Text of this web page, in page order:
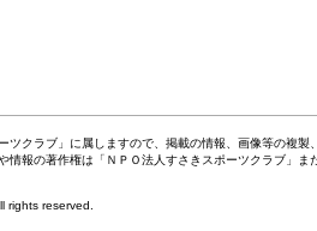
ツクラブ」に属しますので、掲載の情報、画像等の複
情報の著作権は「ＮＰＯ法人すさきスポーツクラブ」
rights reserved.